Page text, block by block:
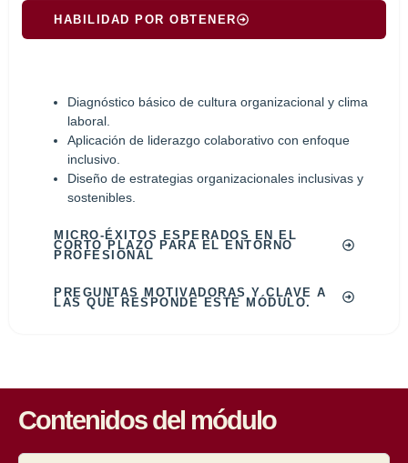
HABILIDAD POR OBTENER
MICRO-ÉXITOS ESPERADOS EN EL
CORTO PLAZO PARA EL ENTORNO
PROFESIONAL
PREGUNTAS MOTIVADORAS Y CLAVE A
LAS QUE RESPONDE ESTE MÓDULO.
Diagnóstico básico de cultura organizacional y clima
laboral.
Aplicación de liderazgo colaborativo con enfoque
inclusivo.
Diseño de estrategias organizacionales inclusivas y
sostenibles.
Contenidos del módulo